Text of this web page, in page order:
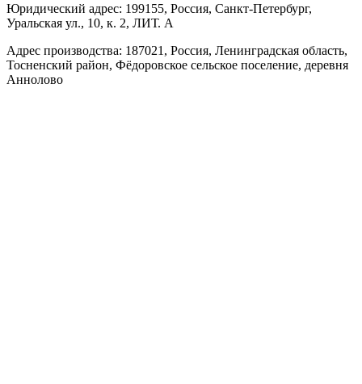
Юридический адрес: 199155, Россия, Санкт-Петербург,
Уральская ул., 10, к. 2, ЛИТ. А
Адрес производства: 187021, Россия, Ленинградская область,
Тосненский район, Фёдоровское сельское поселение, деревня
Аннолово